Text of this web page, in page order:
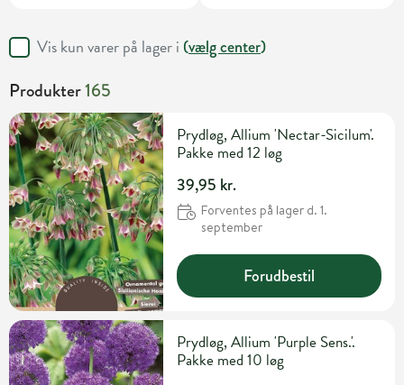
Vis kun varer på lager i (vælg center)
Produkter165
Prydløg, Allium 'Nectar-Sicilum'.
Pakke med 12 løg
39,95 kr.
Forventes på lager d. 1.
september
Forudbestil
Prydløg, Allium 'Purple Sens.'.
Pakke med 10 løg